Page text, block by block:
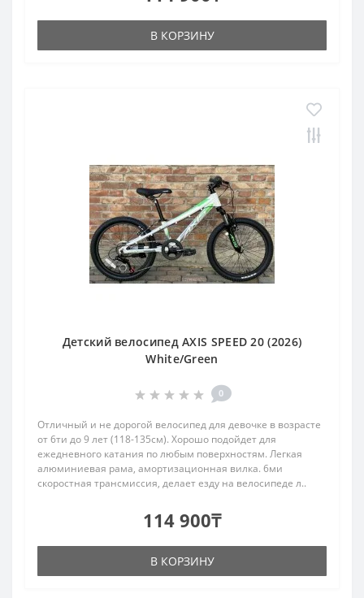
В КОРЗИНУ
Детский велосипед AXIS SPEED 20 (2026)
White/Green
0
Отличный и не дорогой велосипед для девочке в возрасте
от 6ти до 9 лет (118-135см). Хорошо подойдет для
ежедневного катания по любым поверхностям. Легкая
алюминиевая рама, амортизационная вилка. 6ми
скоростная трансмиссия, делает езду на велосипеде л..
114 900₸
В КОРЗИНУ